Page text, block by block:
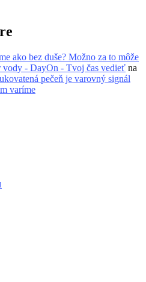
ako bez duše? Možno za to môže
vody - DayOn - Tvoj čas vedieť na
pečeň je varovný signál
varíme